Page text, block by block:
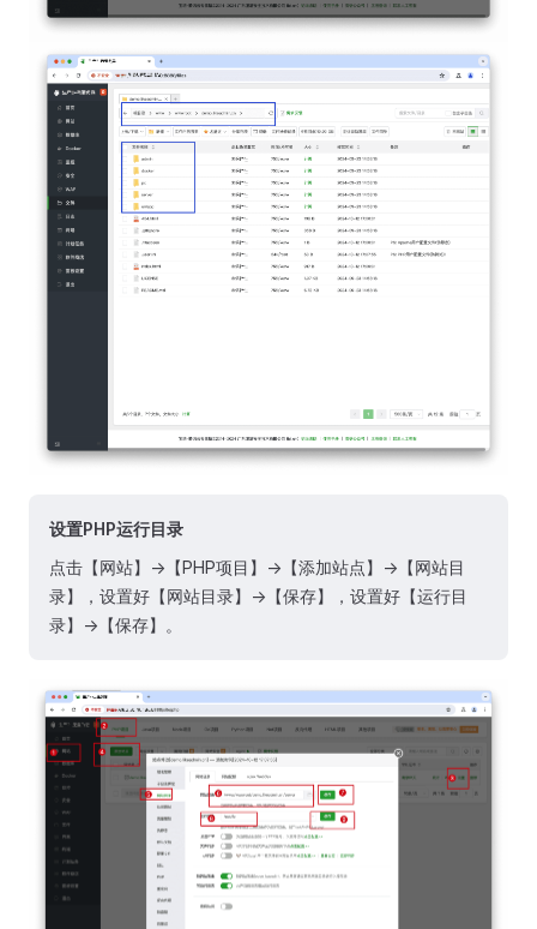
设置PHP运行目录
点击【网站】->【PHP项目】->【添加站点】->【网站目
录】，设置好【网站目录】->【保存】，设置好【运行目
录】->【保存】。